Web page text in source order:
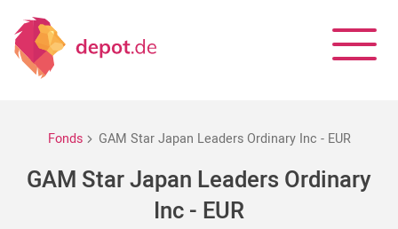
Fonds GAM Star Japan Leaders Ordinary Inc - EUR
GAM Star Japan Leaders Ordinary
Inc - EUR